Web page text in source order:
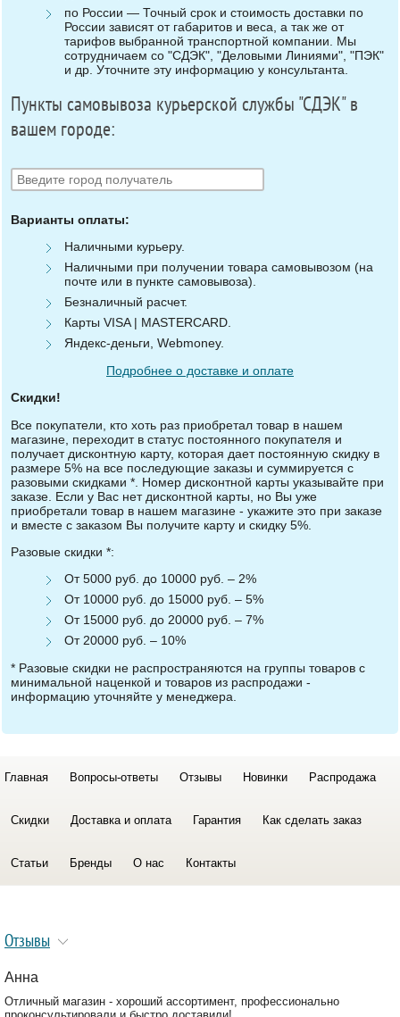
по России — Точный срок и стоимость доставки по
России зависят от габаритов и веса, а так же от
тарифов выбранной транспортной компании. Мы
сотрудничаем со "СДЭК", "Деловыми Линиями", "ПЭК"
и др. Уточните эту информацию у консультанта.
Пункты самовывоза курьерской службы "СДЭК" в
вашем городе:
Варианты оплаты:
Наличными курьеру.
Наличными при получении товара самовывозом (на
почте или в пункте самовывоза).
Безналичный расчет.
Карты VISA | MASTERCARD.
Яндекс-деньги, Webmoney.
Подробнее о доставке и оплате
Скидки!
Все покупатели, кто хоть раз приобретал товар в нашем
магазине, переходит в статус постоянного покупателя и
получает дисконтную карту, которая дает постоянную скидку в
размере 5% на все последующие заказы и суммируется с
разовыми скидками *. Номер дисконтной карты указывайте при
заказе. Если у Вас нет дисконтной карты, но Вы уже
приобретали товар в нашем магазине - укажите это при заказе
и вместе с заказом Вы получите карту и скидку 5%.
Разовые скидки *:
От 5000 руб. до 10000 руб. – 2%
От 10000 руб. до 15000 руб. – 5%
От 15000 руб. до 20000 руб. – 7%
От 20000 руб. – 10%
* Разовые скидки не распространяются на группы товаров с
минимальной наценкой и товаров из распродажи -
информацию уточняйте у менеджера.
Главная Вопросы-ответы Отзывы Новинки Распродажа
Скидки Доставка и оплата Гарантия Как сделать заказ
Статьи Бренды О нас Контакты
Отзывы
Анна
Отличный магазин - хороший ассортимент, профессионально